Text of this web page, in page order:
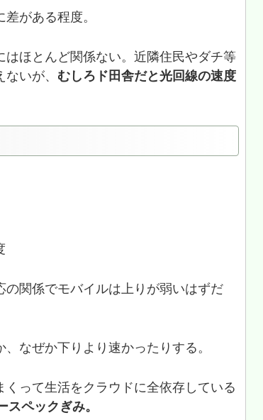
がある程度。
はほとんど関係ない。近隣住民やダチ等
いが、 むしろド田舎だと光回線の速度
の関係でモバイルは上りが弱いはずだ
なぜか下りより速かったりする。
くって生活をクラウドに全依存している
ペックぎみ。